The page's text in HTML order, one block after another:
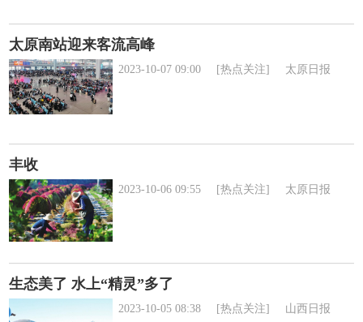
太原南站迎来客流高峰
2023-10-07 09:00 [热点关注] 太原日报
丰收
2023-10-06 09:55 [热点关注] 太原日报
生态美了 水上“精灵”多了
2023-10-05 08:38 [热点关注] 山西日报